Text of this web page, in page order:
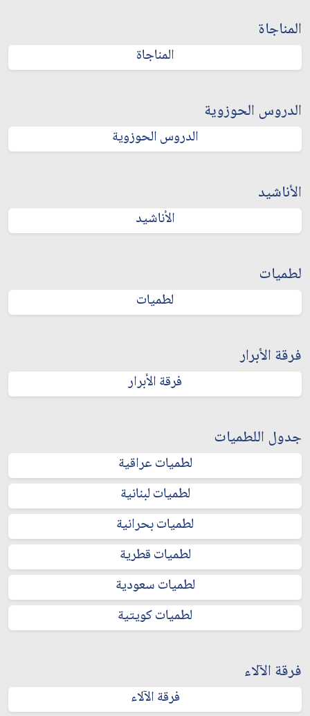
المناجاة
المناجاة
الدروس الحوزوية
الدروس الحوزوية
الأناشيد
الأناشيد
لطميات
لطميات
فرقة الأبرار
فرقة الأبرار
جدول اللطميات
لطميات عراقية
لطميات لبنانية
لطميات بحرانية
لطميات قطرية
لطميات سعودية
لطميات كويتية
فرقة الآلاء
فرقة الآلاء